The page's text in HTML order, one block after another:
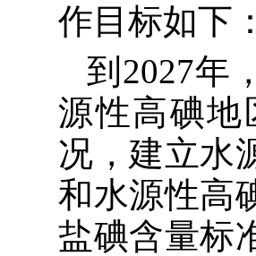
作目标如下：
到 2027年，
源性高碘地
况，建立水
和水源性高
盐碘含量标